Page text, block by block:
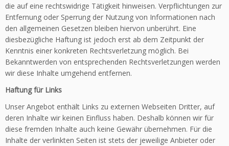
die auf eine rechtswidrige Tätigkeit hinweisen. Verpflichtungen zur
Entfernung oder Sperrung der Nutzung von Informationen nach
den allgemeinen Gesetzen bleiben hiervon unberührt. Eine
diesbezügliche Haftung ist jedoch erst ab dem Zeitpunkt der
Kenntnis einer konkreten Rechtsverletzung möglich. Bei
Bekanntwerden von entsprechenden Rechtsverletzungen werden
wir diese Inhalte umgehend entfernen.
Haftung für Links
Unser Angebot enthält Links zu externen Webseiten Dritter, auf
deren Inhalte wir keinen Einfluss haben. Deshalb können wir für
diese fremden Inhalte auch keine Gewähr übernehmen. Für die
Inhalte der verlinkten Seiten ist stets der jeweilige Anbieter oder